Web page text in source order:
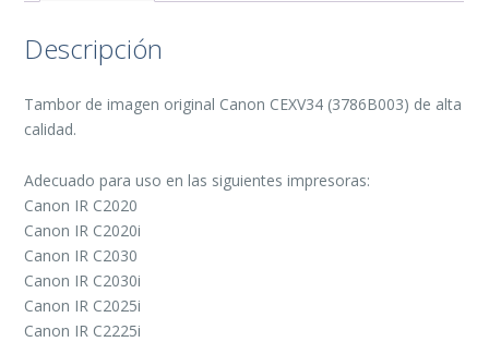
Descripción
Tambor de imagen original Canon CEXV34 (3786B003) de alta
calidad.
Adecuado para uso en las siguientes impresoras:
Canon IR C2020
Canon IR C2020i
Canon IR C2030
Canon IR C2030i
Canon IR C2025i
Canon IR C2225i